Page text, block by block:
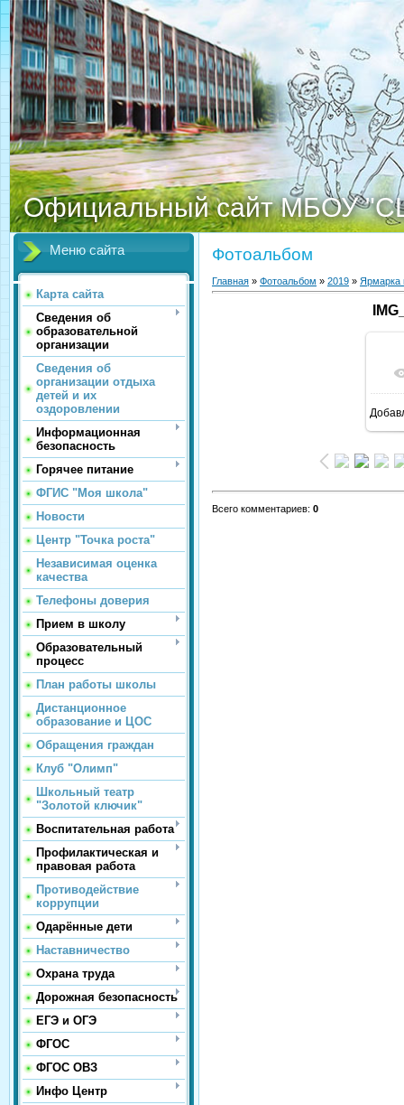
Официальный сайт МБОУ
Меню сайта
Карта сайта
Сведения об
образовательной
организации
Сведения об
организации отдыха
детей и их
оздоровлении
Информационная
безопасность
Горячее питание
ФГИС "Моя школа"
Новости
Центр "Точка роста"
Независимая оценка
качества
Телефоны доверия
Прием в школу
Образовательный
процесс
План работы школы
Дистанционное
образование и ЦОС
Обращения граждан
Клуб "Олимп"
Школьный театр
"Золотой ключик"
Воспитательная работа
Профилактическая и
правовая работа
Противодействие
коррупции
Одарённые дети
Наставничество
Охрана труда
Дорожная безопасность
ЕГЭ и ОГЭ
ФГОС
ФГОС ОВЗ
Инфо Центр
Фотоальбом
Главная » Фотоальбом » 2019 » Ярмарка
Всего комментариев: 0